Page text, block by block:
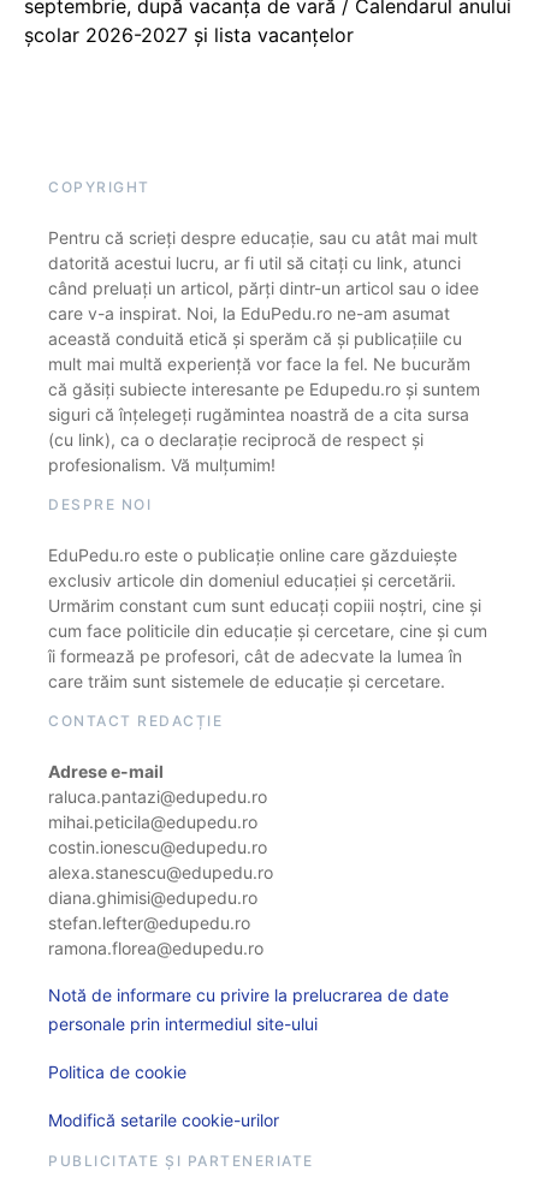
septembrie, după vacanța de vară / Calendarul anului
școlar 2026-2027 și lista vacanțelor
COPYRIGHT
Pentru că scrieți despre educație, sau cu atât mai mult
datorită acestui lucru, ar fi util să citați cu link, atunci
când preluați un articol, părți dintr-un articol sau o idee
care v-a inspirat. Noi, la EduPedu.ro ne-am asumat
această conduită etică și sperăm că și publicațiile cu
mult mai multă experiență vor face la fel. Ne bucurăm
că găsiți subiecte interesante pe Edupedu.ro și suntem
siguri că înțelegeți rugămintea noastră de a cita sursa
(cu link), ca o declarație reciprocă de respect și
profesionalism. Vă mulțumim!
DESPRE NOI
EduPedu.ro este o publicație online care găzduiește
exclusiv articole din domeniul educației și cercetării.
Urmărim constant cum sunt educați copiii noștri, cine și
cum face politicile din educație și cercetare, cine și cum
îi formează pe profesori, cât de adecvate la lumea în
care trăim sunt sistemele de educație și cercetare.
CONTACT REDACȚIE
Adrese e-mail
raluca.pantazi@edupedu.ro
mihai.peticila@edupedu.ro
costin.ionescu@edupedu.ro
alexa.stanescu@edupedu.ro
diana.ghimisi@edupedu.ro
stefan.lefter@edupedu.ro
ramona.florea@edupedu.ro
Notă de informare cu privire la prelucrarea de date
personale prin intermediul site-ului
Politica de cookie
Modifică setarile cookie-urilor
PUBLICITATE ȘI PARTENERIATE